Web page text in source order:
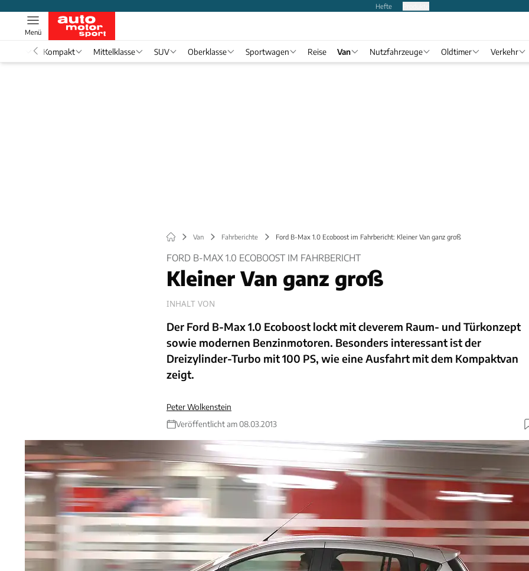
Hefte
Menü
Kompakt Mittelklasse SUV Oberklasse Sportwagen Reise Van Nutzfahrzeuge Oldtimer Verkehr
Van Fahrberichte Ford B-Max 1.0 Ecoboost im Fahrbericht: Kleiner Van ganz groß
FORD B-MAX 1.0 ECOBOOST IM FAHRBERICHT
Kleiner Van ganz groß
INHALT VON
Der Ford B-Max 1.0 Ecoboost lockt mit cleverem Raum- und Türkonzept
sowie modernen Benzinmotoren. Besonders interessant ist der
Dreizylinder-Turbo mit 100 PS, wie eine Ausfahrt mit dem Kompaktvan
zeigt.
Peter Wolkenstein
Veröffentlicht am 08.03.2013